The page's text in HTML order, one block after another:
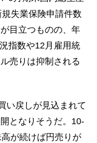
規失業保険申請件数
目立つものの、年
指数や12月雇用統
売りは抑制される
い戻しが見込まれて
となりそうだ。10-
が続けば円売りが